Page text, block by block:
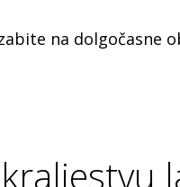
na dolgočasne